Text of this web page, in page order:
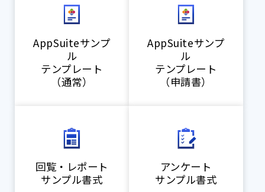
AppSuiteサンプ
ル
テンプレート
（通常）
AppSuiteサンプ
ル
テンプレート
（申請書）
回覧・レポート
サンプル書式
アンケート
サンプル書式